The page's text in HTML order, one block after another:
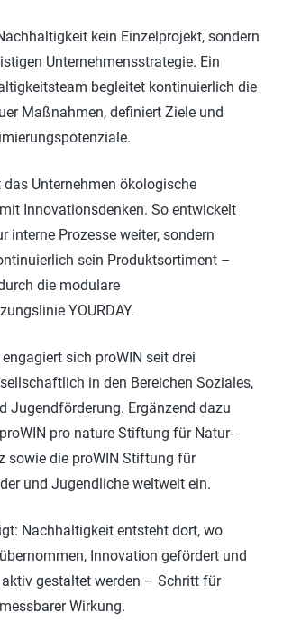
kein Einzelprojekt, sondern
Unternehmensstrategie. Ein
begleitet kontinuierlich die
Maßnahmen, definiert Ziele und
das Unternehmen ökologische
Innovationsdenken. So entwickelt
interne Prozesse weiter, sondern
sein Produktsortiment –
die modulare
YOURDAY.
sich proWIN seit drei
in den Bereichen Soziales,
Jugendförderung. Ergänzend dazu
pro nature Stiftung für Natur-
sowie die proWIN Stiftung für
und Jugendliche weltweit ein.
Nachhaltigkeit entsteht dort, wo
Innovation gefördert und
gestaltet werden – Schritt für
Wirkung.